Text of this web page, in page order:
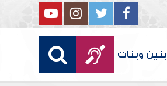
بنين وبنات